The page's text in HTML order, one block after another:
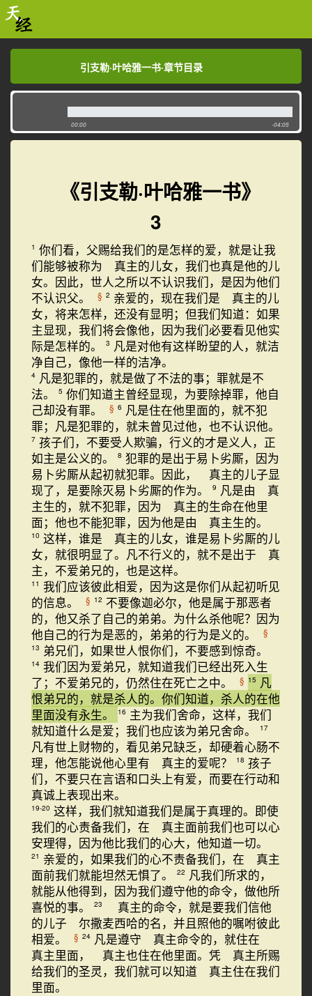
引支勒·叶哈雅一书·章节目录
引支勒·叶哈雅一书·章节目录
00:00 -04:05
《引支勒·叶哈雅一书》
3
1 你们看，父赐给我们的是怎样的爱，就是让我
们能够被称为 真主的儿女，我们也真是他的儿
女。因此，世人之所以不认识我们，是因为他们
不认识父。
§ 2 亲爱的，现在我们是 真主的儿
女，将来怎样，还没有显明；但我们知道：如果
主显现，我们将会像他，因为我们必要看见他实
际是怎样的。
3 凡是对他有这样盼望的人，就洁
净自己，像他一样的洁净。
4 凡是犯罪的，就是做了不法的事；罪就是不
法。
5 你们知道主曾经显现，为要除掉罪，他自
己却没有罪。
§ 6 凡是住在他里面的，就不犯
罪；凡是犯罪的，就未曾见过他，也不认识他。
7 孩子们，不要受人欺骗，行义的才是义人，正
如主是公义的。
8 犯罪的是出于易卜劣厮，因为
易卜劣厮从起初就犯罪。因此， 真主的儿子显
现了，是要除灭易卜劣厮的作为。
9 凡是由 真
主生的，就不犯罪，因为 真主的生命在他里
面；他也不能犯罪，因为他是由 真主生的。
10 这样，谁是 真主的儿女，谁是易卜劣厮的儿
女，就很明显了。凡不行义的，就不是出于 真
主，不爱弟兄的，也是这样。
11 我们应该彼此相爱，因为这是你们从起初听见
的信息。
§ 12 不要像迦必尔，他是属于那恶者
的，他又杀了自己的弟弟。为什么杀他呢？因为
他自己的行为是恶的，弟弟的行为是义的。
§
13 弟兄们，如果世人恨你们，不要感到惊奇。
14 我们因为爱弟兄，就知道我们已经出死入生
了；不爱弟兄的，仍然住在死亡之中。
§ 15 凡
恨弟兄的，就是杀人的。你们知道，杀人的在他
里面没有永生。
16 主为我们舍命，这样，我们
就知道什么是爱；我们也应该为弟兄舍命。
17
凡有世上财物的，看见弟兄缺乏，却硬着心肠不
理，他怎能说他心里有 真主的爱呢？
18 孩子
们，不要只在言语和口头上有爱，而要在行动和
真诚上表现出来。
19-20 这样，我们就知道我们是属于真理的。即使
我们的心责备我们，在 真主面前我们也可以心
安理得，因为他比我们的心大，他知道一切。
21 亲爱的，如果我们的心不责备我们，在 真主
面前我们就能坦然无惧了。
22 凡我们所求的，
就能从他得到，因为我们遵守他的命令，做他所
喜悦的事。
23
真主的命令，就是要我们信他
的儿子 尔撒麦西哈的名，并且照他的嘱咐彼此
相爱。
§ 24 凡是遵守 真主命令的，就住在
真主里面， 真主也住在他里面。凭 真主所赐
给我们的圣灵，我们就可以知道 真主住在我们
里面。